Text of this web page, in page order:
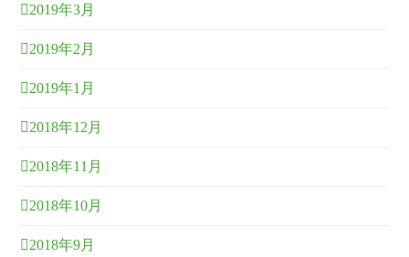
2019年3月
2019年2月
2019年1月
2018年12月
2018年11月
2018年10月
2018年9月